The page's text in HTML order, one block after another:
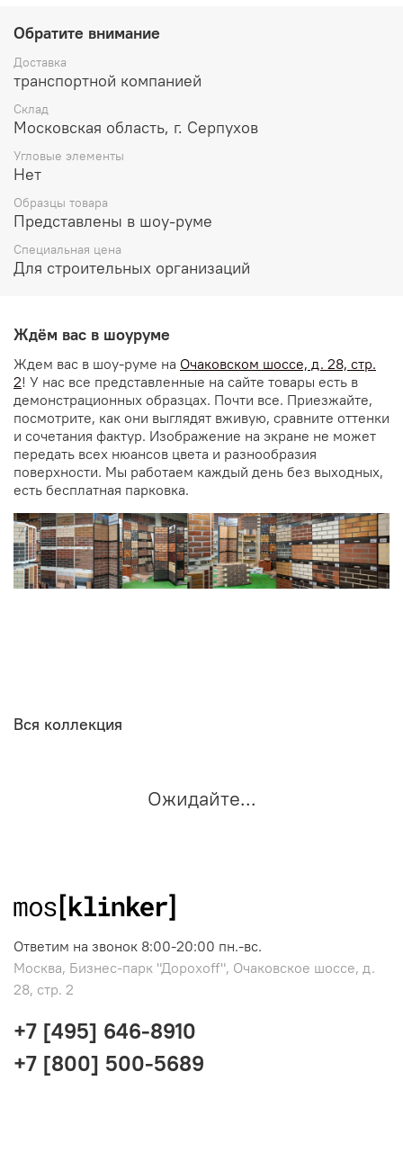
Обратите внимание
Доставка
транспортной компанией
Склад
Московская область, г. Серпухов
Угловые элементы
Нет
Образцы товара
Представлены в шоу-руме
Специальная цена
Для строительных организаций
Ждём вас в шоуруме
Ждем вас в шоу-руме на Очаковском шоссе, д. 28, стр.
2! У нас все представленные на сайте товары есть в
демонстрационных образцах. Почти все. Приезжайте,
посмотрите, как они выглядят вживую, сравните оттенки
и сочетания фактур. Изображение на экране не может
передать всех нюансов цвета и разнообразия
поверхности. Мы работаем каждый день без выходных,
есть бесплатная парковка.
Вся коллекция
Ожидайте...
Ответим на звонок 8:00-20:00 пн.-вс.
Москва, Бизнес-парк "Дорохоff", Очаковское шоссе, д.
28, стр. 2
+7 [495] 646-8910
+7 [800] 500-5689